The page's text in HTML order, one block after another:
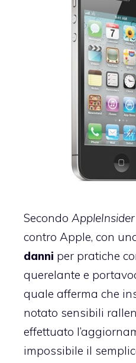
Secondo AppleInsider
contro Apple, con
danni per pratiche
querelante e
quale afferma che
notato sensibili
effettuato
impossibile il